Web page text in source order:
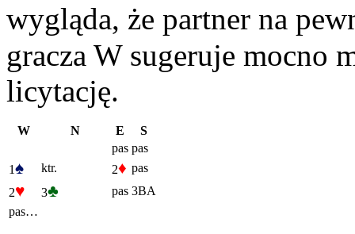
wygląda, że partner na
gracza W sugeruje mocno
licytację.
W N E
S
pas pas
1♠ ktr. 2♦ pas
2♥ 3♣ pas 3BA
pas…